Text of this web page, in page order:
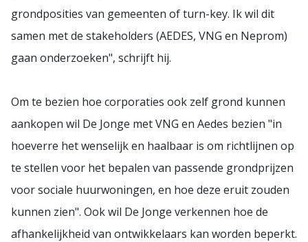
grondposities van gemeenten of turn-key. Ik wil dit
samen met de stakeholders (AEDES, VNG en Neprom)
gaan onderzoeken", schrijft hij.
Om te bezien hoe corporaties ook zelf grond kunnen
aankopen wil De Jonge met VNG en Aedes bezien "in
hoeverre het wenselijk en haalbaar is om richtlijnen op
te stellen voor het bepalen van passende grondprijzen
voor sociale huurwoningen, en hoe deze eruit zouden
kunnen zien". Ook wil De Jonge verkennen hoe de
afhankelijkheid van ontwikkelaars kan worden beperkt.